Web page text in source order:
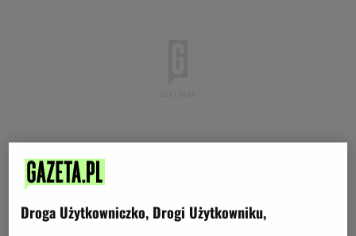
Droga Użytkowniczko, Drogi Użytkowniku,